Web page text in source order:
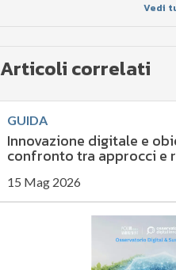
Vedi
Articoli correlati
GUIDA
Innovazione digitale e
confronto tra approcci e
15 Mag 2026